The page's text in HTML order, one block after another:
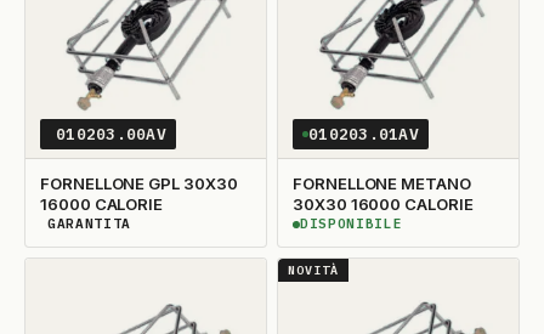
010203.00AV
FORNELLONE GPL 30X30
16000 CALORIE
DISPONIBILITÀ GARANTITA
GARANTITA
010203.01AV
FORNELLONE METANO
30X30 16000 CALORIE
DISPONIBILE
DISPONIBILE
NOVITÀ